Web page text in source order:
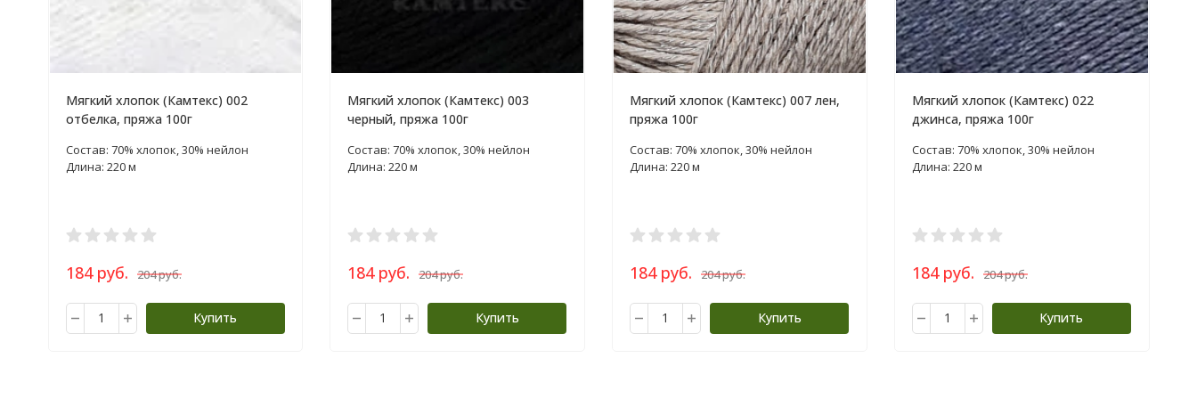
Мягкий хлопок (Камтекс) 002
отбелка, пряжа 100г
Состав: 70% хлопок, 30% нейлон
Длина: 220 м
184 руб. 204 руб.
Купить
Мягкий хлопок (Камтекс) 003
черный, пряжа 100г
Состав: 70% хлопок, 30% нейлон
Длина: 220 м
184 руб. 204 руб.
Купить
Мягкий хлопок (Камтекс) 007 лен,
пряжа 100г
Состав: 70% хлопок, 30% нейлон
Длина: 220 м
184 руб. 204 руб.
Купить
Мягкий хлопок (Камтекс) 022
джинса, пряжа 100г
Состав: 70% хлопок, 30% нейлон
Длина: 220 м
184 руб. 204 руб.
Купить